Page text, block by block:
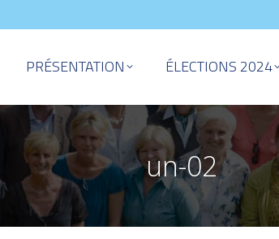
PRÉSENTATION ÉLECTIONS 2024
un-02